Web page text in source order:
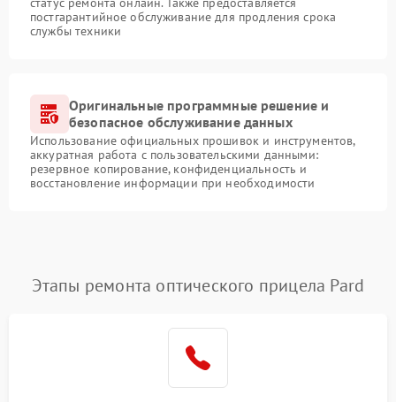
постгарантийное обслуживание для продления срока
службы техники
Оригинальные программные решение и
безопасное обслуживание данных
Использование официальных прошивок и инструментов,
аккуратная работа с пользовательскими данными:
резервное копирование, конфиденциальность и
восстановление информации при необходимости
Этапы ремонта оптического прицела Pard